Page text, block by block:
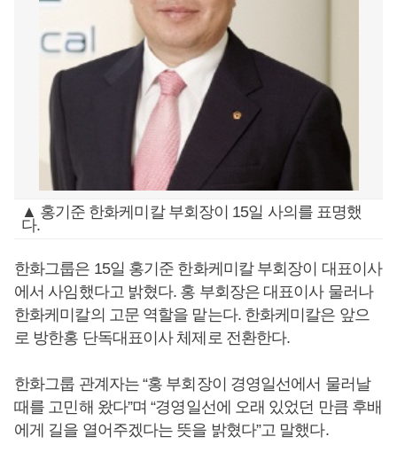
▲ 홍기준 한화케미칼 부회장이 15일 사의를 표명했
다.
한화그룹은 15일 홍기준 한화케미칼 부회장이 대표이사
에서 사임했다고 밝혔다. 홍 부회장은 대표이사 물러나
한화케미칼의 고문 역할을 맡는다. 한화케미칼은 앞으
로 방한홍 단독대표이사 체제로 전환한다.
한화그룹 관계자는 “홍 부회장이 경영일선에서 물러날
때를 고민해 왔다”며 “경영일선에 오래 있었던 만큼 후배
에게 길을 열어주겠다는 뜻을 밝혔다”고 말했다.